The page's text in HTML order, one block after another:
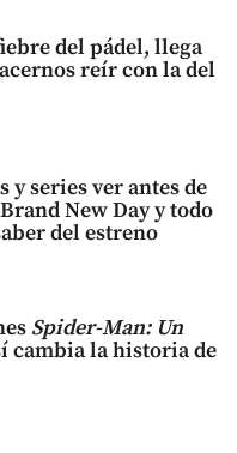
del pádel, llega
reír con la del
y series ver antes de
New Day y todo
del estreno
Spider-Man: Un
cambia la historia de